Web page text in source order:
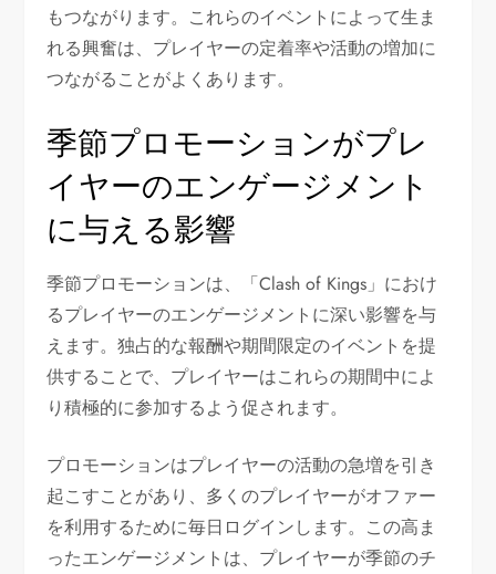
もつながります。これらのイベントによって生ま
れる興奮は、プレイヤーの定着率や活動の増加に
つながることがよくあります。
季節プロモーションがプレ
イヤーのエンゲージメント
に与える影響
季節プロモーションは、「Clash of Kings」におけ
るプレイヤーのエンゲージメントに深い影響を与
えます。独占的な報酬や期間限定のイベントを提
供することで、プレイヤーはこれらの期間中によ
り積極的に参加するよう促されます。
プロモーションはプレイヤーの活動の急増を引き
起こすことがあり、多くのプレイヤーがオファー
を利用するために毎日ログインします。この高ま
ったエンゲージメントは、プレイヤーが季節のチ